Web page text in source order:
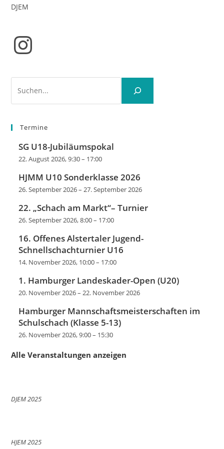
DJEM
Instagram
Termine
SG U18-Jubiläumspokal
22. August 2026, 9:30– 17:00
HJMM U10 Sonderklasse 2026
26. September 2026–27. September 2026
22. „Schach am Markt“– Turnier
26. September 2026, 8:00– 17:00
16. Offenes Alstertaler Jugend-
Schnellschachturnier U16
14. November 2026, 10:00– 17:00
1. Hamburger Landeskader-Open (U20)
20. November 2026–22. November 2026
Hamburger Mannschaftsmeisterschaften im
Schulschach (Klasse 5-13)
26. November 2026, 9:00– 15:30
Alle Veranstaltungen anzeigen
DJEM 2025
HJEM 2025